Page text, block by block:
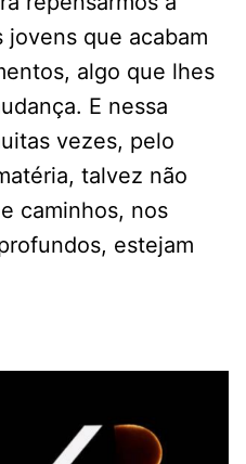
que acabam
algo que lhes
E nessa
vezes, pelo
talvez não
caminhos, nos
estejam